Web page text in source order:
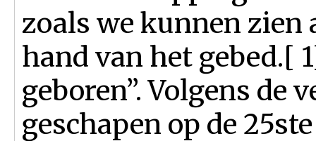
zoals we kunnen zien
hand van het gebed.[
geboren”. Volgens de
geschapen op de